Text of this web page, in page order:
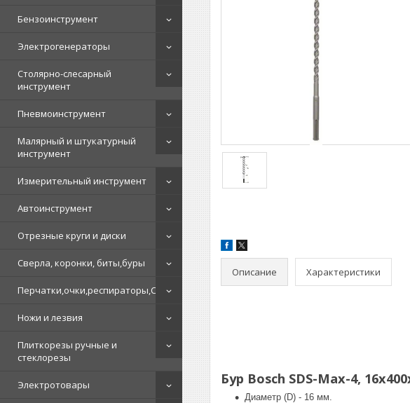
Бензоинструмент
Электрогенераторы
Столярно-слесарный
инструмент
Пневмоинструмент
Малярный и штукатурный
инструмент
Измерительный инструмент
Автоинструмент
Отрезные круги и диски
Сверла, коронки, биты,буры
Перчатки,очки,респираторы,СИЗ
Ножи и лезвия
Плиткорезы ручные и
стеклорезы
Электротовары
Описание Характеристики
Бур Bosch SDS-Max-4,
Диаметр (D) - 16 мм.